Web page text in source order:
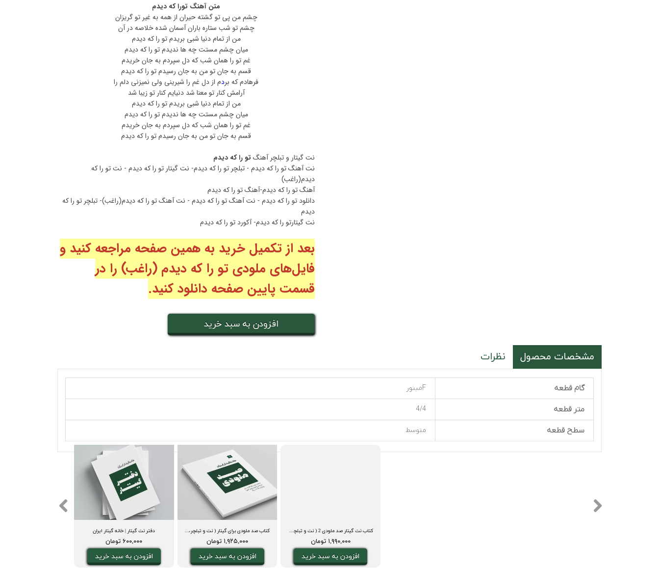
متن آهنگ تورا که‌ دیدم
چشم من پی تو گشته حیران از همه به غیر تو گریزان
چشم تو شب ستاره باران آسمان شده خلاصه در آن
من از تمام دنیا شبی بریدم تو را که دیدم
میان چشم مستت چه ها ندیدم تو را که دیدم
غم تو را همان شب که دل سپردم به جان خریدم
قسم به جان تو من به جان رسیدم تو را که دیدم
فرهادم که بردم از دل غم را شیرینی ولی نمیزنی دلم را
آرامش کنار تو معنا شد دنیایم کنار تو زیبا شد
من از تمام دنیا شبی بریدم تو را که دیدم
میان چشم مستت چه ها ندیدم تو را که دیدم
غم تو را همان شب که دل سپردم به جان خریدم
قسم به جان تو من به جان رسیدم تو را که دیدم
نت گیتار و تبلچر آهنگ تو را که‌ دیدم
نت آهنگ تو را که دیدم - تبلچر تو را که دیدم- نت گیتار تو را که دیدم - نت تو را که
دیدم(راغب)
آهنگ تو را که دیدم-آهنگ تو را که دیدم
دانلود تو را که دیدم - نت آهنگ تو را که دیدم - نت آهنگ تو را که دیدم(راغب)- تبلچر تو را که
دیدم
نت گیتارتو را که دیدم- آکورد تو را که دیدم
بعد از تکمیل خرید به همین صفحه مراجعه کنید و
فایل‌های ملودی تو را که دیدم (راغب) را در
قسمت پایین صفحه دانلود کنید.
افزودن به سبد خرید
مشخصات محصول نظرات
گام قطعه Fمینور
متر قطعه 4/4
سطح قطعه متوسط
دفتر نت گیتار | خانه گیتار ایران
۶۰۰,۰۰۰ تومان
افزودن به سبد خرید
کتاب صد ملودی برای گیتار ( نت و تبلچر، آکورد، ویدیوی اجرا و بکینگ ترک)
۱,۹۲۵,۰۰۰ تومان
افزودن به سبد خرید
کتاب نت گیتار صد ملودی 2 ( نت و تبلچر، آکورد، ویدیوی اجرا و بکینگ ترک)
۱,۹۹۰,۰۰۰ تومان
افزودن به سبد خرید